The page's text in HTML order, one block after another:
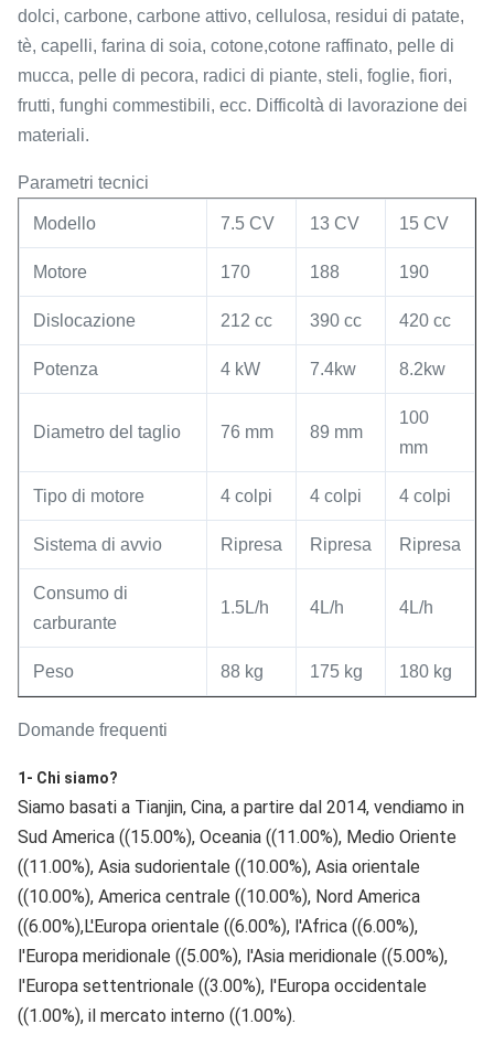
dolci, carbone, carbone attivo, cellulosa, residui di patate,
tè, capelli, farina di soia, cotone,cotone raffinato, pelle di
mucca, pelle di pecora, radici di piante, steli, foglie, fiori,
frutti, funghi commestibili, ecc. Difficoltà di lavorazione dei
materiali.
Parametri tecnici
Modello 7.5 CV 13 CV 15 CV
Motore 170 188 190
Dislocazione 212 cc 390 cc 420 cc
Potenza 4 kW 7.4kw 8.2kw
Diametro del taglio 76 mm 89 mm
100
mm
Tipo di motore 4 colpi 4 colpi 4 colpi
Sistema di avvio Ripresa Ripresa Ripresa
Consumo di
carburante
1.5L/h 4L/h 4L/h
Peso 88 kg 175 kg 180 kg
Domande frequenti
1- Chi siamo?
Siamo basati a Tianjin, Cina, a partire dal 2014, vendiamo in
Sud America ((15.00%), Oceania ((11.00%), Medio Oriente
((11.00%), Asia sudorientale ((10.00%), Asia orientale
((10.00%), America centrale ((10.00%), Nord America
((6.00%),L'Europa orientale ((6.00%), l'Africa ((6.00%),
l'Europa meridionale ((5.00%), l'Asia meridionale ((5.00%),
l'Europa settentrionale ((3.00%), l'Europa occidentale
((1.00%), il mercato interno ((1.00%).